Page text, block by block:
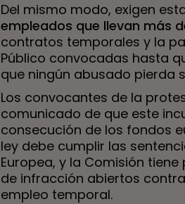
Del mismo modo, exigen
empleados que llevan más
contratos temporales y la
Público convocadas hasta
que ningún abusado pierda
Los convocantes de la
comunicado de que este
consecución de los fondos
ley debe cumplir las
Europea, y la Comisión
de infracción abiertos
empleo temporal.